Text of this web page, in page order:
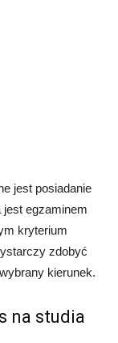
jest posiadanie
jest egzaminem
kryterium
zdobyć
kierunek.
na studia